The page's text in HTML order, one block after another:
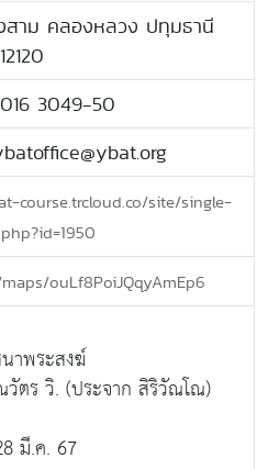
สาม คลองหลวง ปทุมธานี
12120
3049-50
course.trcloud.co/site/single-
ouLf8PoiJQqyAmEp6
าพระสงฆ์
ตร วิ. (ประจาก สิริวัณโณ)
มี.ค. 67